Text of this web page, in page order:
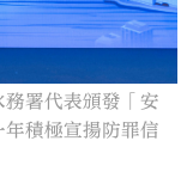
署代表頒發「安
積極宣揚防罪信